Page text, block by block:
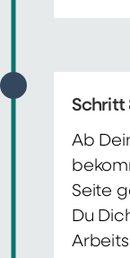
Schritt
Ab
Seite
Du